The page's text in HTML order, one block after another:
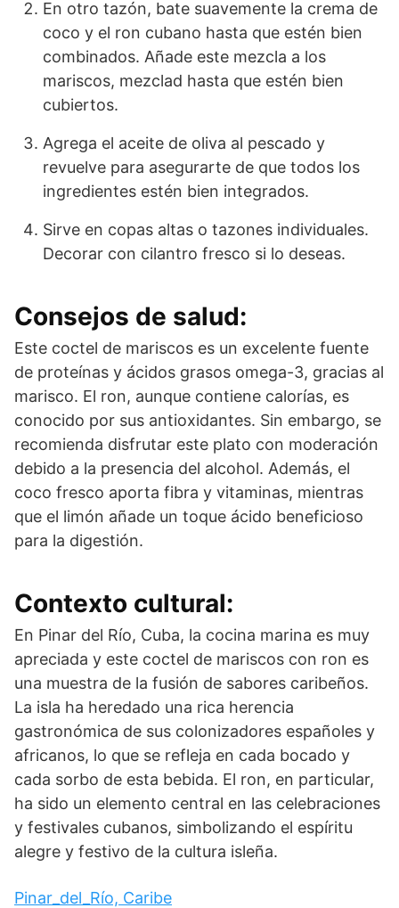
En otro tazón, bate suavemente la crema de
coco y el ron cubano hasta que estén bien
combinados. Añade este mezcla a los
mariscos, mezclad hasta que estén bien
cubiertos.
Agrega el aceite de oliva al pescado y
revuelve para asegurarte de que todos los
ingredientes estén bien integrados.
Sirve en copas altas o tazones individuales.
Decorar con cilantro fresco si lo deseas.
Consejos de salud:
Este coctel de mariscos es un excelente fuente
de proteínas y ácidos grasos omega-3, gracias al
marisco. El ron, aunque contiene calorías, es
conocido por sus antioxidantes. Sin embargo, se
recomienda disfrutar este plato con moderación
debido a la presencia del alcohol. Además, el
coco fresco aporta fibra y vitaminas, mientras
que el limón añade un toque ácido beneficioso
para la digestión.
Contexto cultural:
En Pinar del Río, Cuba, la cocina marina es muy
apreciada y este coctel de mariscos con ron es
una muestra de la fusión de sabores caribeños.
La isla ha heredado una rica herencia
gastronómica de sus colonizadores españoles y
africanos, lo que se refleja en cada bocado y
cada sorbo de esta bebida. El ron, en particular,
ha sido un elemento central en las celebraciones
y festivales cubanos, simbolizando el espíritu
alegre y festivo de la cultura isleña.
Pinar_del_Río, Caribe